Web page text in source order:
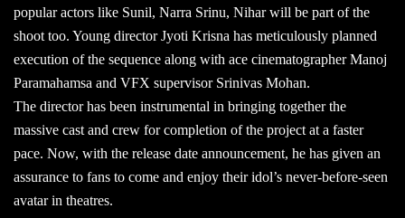
popular actors like Sunil, Narra Srinu, Nihar will be part of the
shoot too. Young director Jyoti Krisna has meticulously planned
execution of the sequence along with ace cinematographer Manoj
Paramahamsa and VFX supervisor Srinivas Mohan.
The director has been instrumental in bringing together the
massive cast and crew for completion of the project at a faster
pace. Now, with the release date announcement, he has given an
assurance to fans to come and enjoy their idol’s never-before-seen
avatar in theatres.